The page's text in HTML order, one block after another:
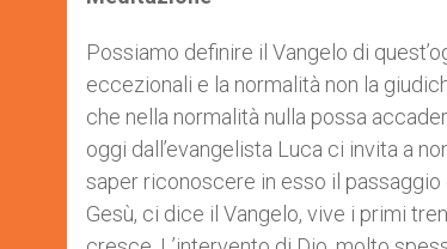
Possiamo definire il Vangelo di
eccezionali e la normalità non la
che nella normalità nulla possa
oggi dall’evangelista Luca ci invita a
saper riconoscere in esso il passaggio
Gesù, ci dice il Vangelo, vive i primi